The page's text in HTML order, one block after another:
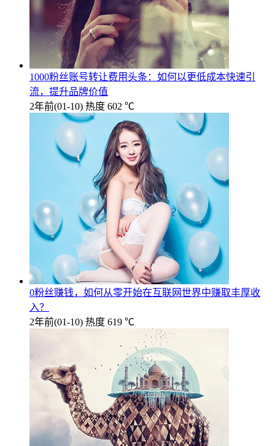
1000粉丝账号转让费用头条：如何以更低成本快速引
流，提升品牌价值
2年前(01-10) 热度 602 ℃
0粉丝赚钱，如何从零开始在互联网世界中赚取丰厚收
入？
2年前(01-10) 热度 619 ℃